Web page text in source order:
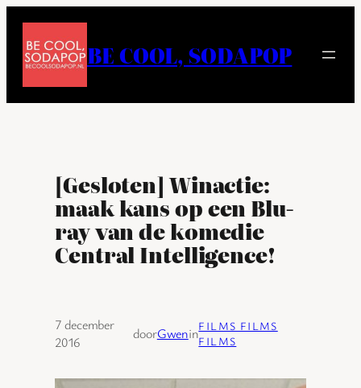
naar
inhoud
BE COOL, SODAPOP
[Gesloten] Winactie:
maak kans op een Blu-
ray van de komedie
Central Intelligence!
7 december
2016
doorGweninFILMS FILMS
FILMS